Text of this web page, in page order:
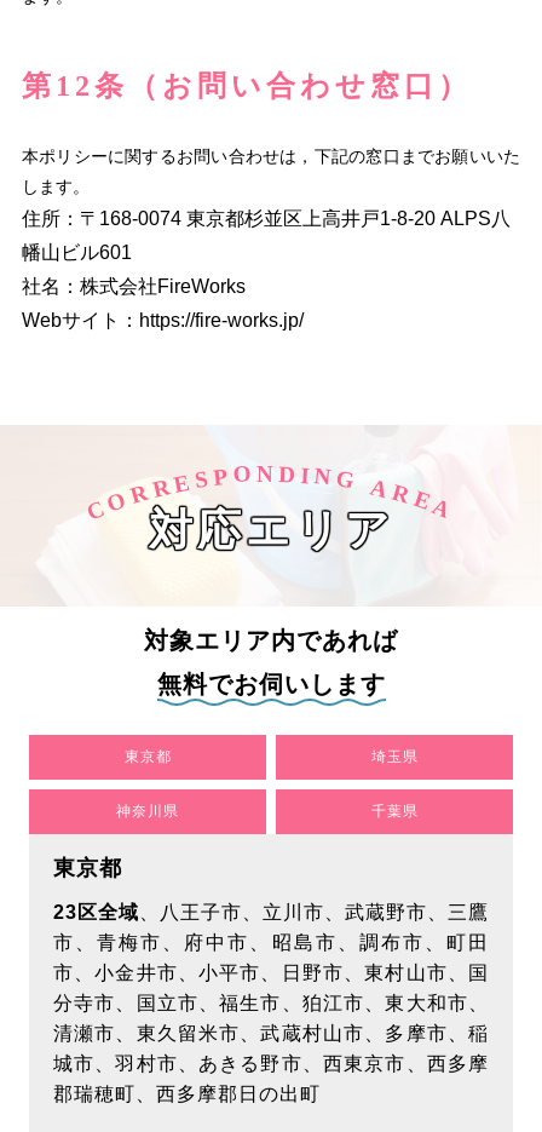
第12条（お問い合わせ窓口）
本ポリシーに関するお問い合わせは，下記の窓口までお願いいた
します。
住所：〒168-0074 東京都杉並区上高井戸1-8-20 ALPS八
幡山ビル601
社名：株式会社FireWorks
Webサイト：https://fire-works.jp/
CORRESPOND ING AREA
対応エリア
対象エリア内であれば
無料でお伺いします
東京都 埼玉県
神奈川県 千葉県
東京都
23区全域 、八王子市、立川市、武蔵野市、三鷹
市、青梅市、府中市、昭島市、調布市、町田
市、小金井市、小平市、日野市、東村山市、国
分寺市、国立市、福生市、狛江市、東大和市、
清瀬市、東久留米市、武蔵村山市、多摩市、稲
城市、羽村市、あきる野市、西東京市、西多摩
郡瑞穂町、西多摩郡日の出町